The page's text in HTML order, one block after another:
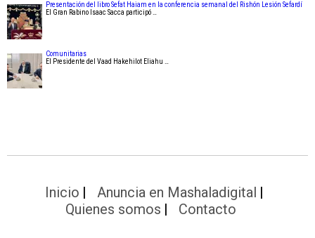
Presentación del libro Sefat Haiam en la conferencia semanal del Rishón Lesión Sefardí
El Gran Rabino Isaac Sacca participó …
Comunitarias
El Presidente del Vaad Hakehilot Eliahu …
Inicio
Anuncia en Mashaladigital
Quienes somos
Contacto